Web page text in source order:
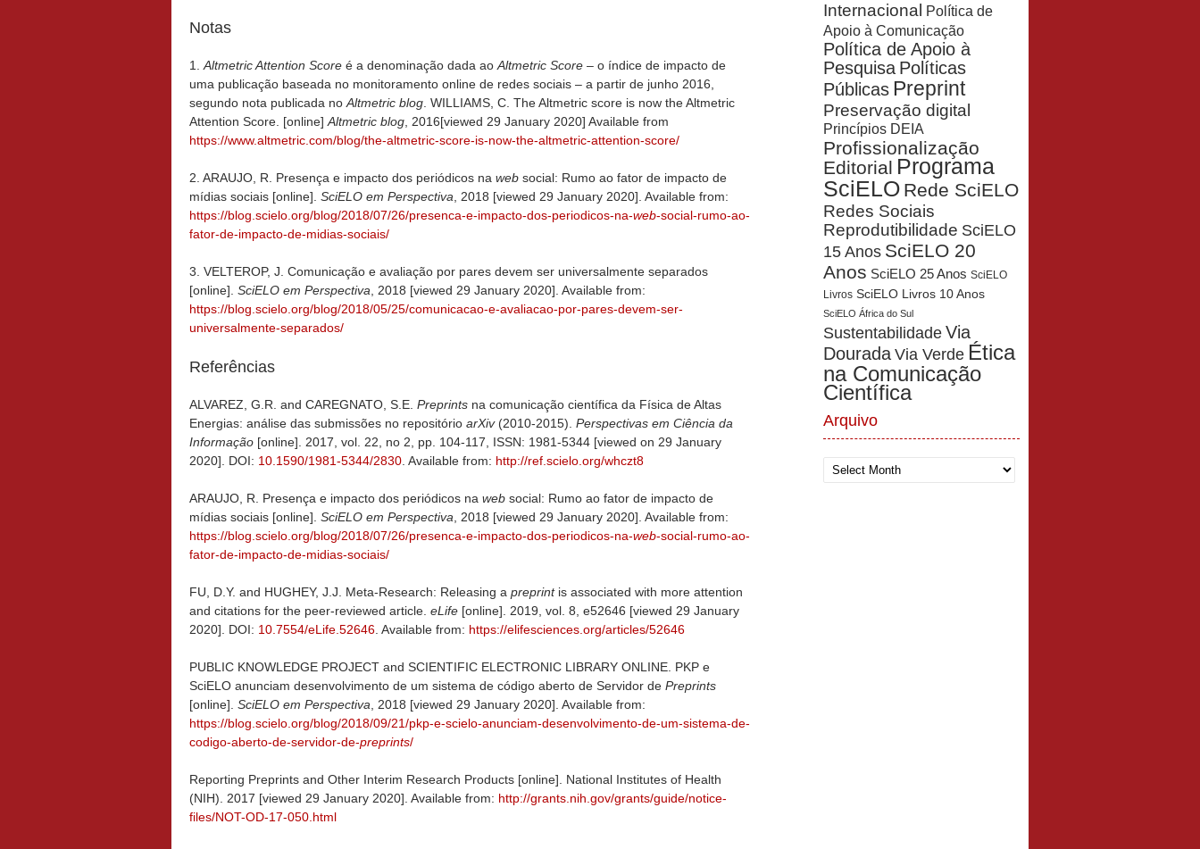
Notas
1. Altmetric Attention Score é a denominação dada ao Altmetric Score – o índice de impacto de
uma publicação baseada no monitoramento online de redes sociais – a partir de junho 2016,
segundo nota publicada no Altmetric blog . WILLIAMS, C. The Altmetric score is now the Altmetric
Attention Score. [online] Altmetric blog , 2016[viewed 29 January 2020] Available from
https://www.altmetric.com/blog/the-altmetric-score-is-now-the-altmetric-attention-score/
2. ARAUJO, R. Presença e impacto dos periódicos na web social: Rumo ao fator de impacto de
mídias sociais [online]. SciELO em Perspectiva , 2018 [viewed 29 January 2020]. Available from:
https://blog.scielo.org/blog/2018/07/26/presenca-e-impacto-dos-periodicos-na-web-social-rumo-ao-
fator-de-impacto-de-midias-sociais/
3. VELTEROP, J. Comunicação e avaliação por pares devem ser universalmente separados
[online]. SciELO em Perspectiva , 2018 [viewed 29 January 2020]. Available from:
https://blog.scielo.org/blog/2018/05/25/comunicacao-e-avaliacao-por-pares-devem-ser-
universalmente-separados/
Referências
ALVAREZ, G.R. and CAREGNATO, S.E. Preprints na comunicação científica da Física de Altas
Energias: análise das submissões no repositório arXiv(2010-2015). Perspectivas em Ciência da
Informação [online]. 2017, vol. 22, no 2, pp. 104-117, ISSN: 1981-5344 [viewed on 29 January
2020]. DOI: 10.1590/1981-5344/2830 . Available from: http://ref.scielo.org/whczt8
ARAUJO, R. Presença e impacto dos periódicos na web social: Rumo ao fator de impacto de
mídias sociais [online]. SciELO em Perspectiva , 2018 [viewed 29 January 2020]. Available from:
https://blog.scielo.org/blog/2018/07/26/presenca-e-impacto-dos-periodicos-na-web-social-rumo-ao-
fator-de-impacto-de-midias-sociais/
FU, D.Y. and HUGHEY, J.J. Meta-Research: Releasing a preprintis associated with more attention
and citations for the peer-reviewed article. eLife [online]. 2019, vol. 8, e52646 [viewed 29 January
2020]. DOI: 10.7554/eLife.52646 . Available from: https://elifesciences.org/articles/52646
PUBLIC KNOWLEDGE PROJECT and SCIENTIFIC ELECTRONIC LIBRARY ONLINE. PKP e
SciELO anunciam desenvolvimento de um sistema de código aberto de Servidor de Preprints
[online]. SciELO em Perspectiva , 2018 [viewed 29 January 2020]. Available from:
https://blog.scielo.org/blog/2018/09/21/pkp-e-scielo-anunciam-desenvolvimento-de-um-sistema-de-
codigo-aberto-de-servidor-de-preprints/
Reporting Preprints and Other Interim Research Products [online]. National Institutes of Health
(NIH). 2017 [viewed 29 January 2020]. Available from: http://grants.nih.gov/grants/guide/notice-
files/NOT-OD-17-050.html
Internacional Política de
Apoio à Comunicação
Política de Apoio à
Pesquisa Políticas
Públicas Preprint
Preservação digital
Princípios DEIA
Profissionalização
Editorial Programa
SciELO Rede SciELO
Redes Sociais
Reprodutibilidade SciELO
15 Anos SciELO 20
Anos SciELO 25 Anos SciELO
Livros SciELO Livros 10 Anos
SciELO África do Sul
Sustentabilidade Via
DouradaVia Verde Ética
na Comunicação
Científica
Arquivo
Arquivo